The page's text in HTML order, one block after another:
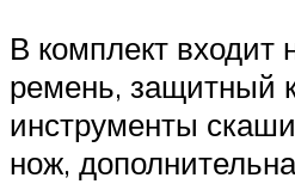
В комплект входит
ремень, защитный
инструменты
нож,